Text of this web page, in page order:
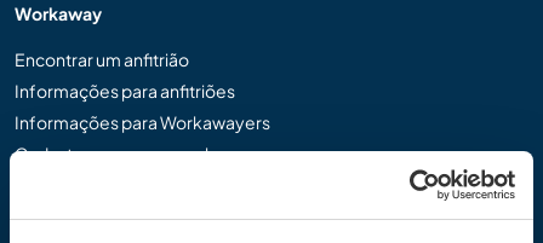
Workaway
Encontrar um anfitrião
Informações para anfitriões
Informações para Workawayers
Cadastrar-se como workawayer
Dar uma experiência Workaway de presente